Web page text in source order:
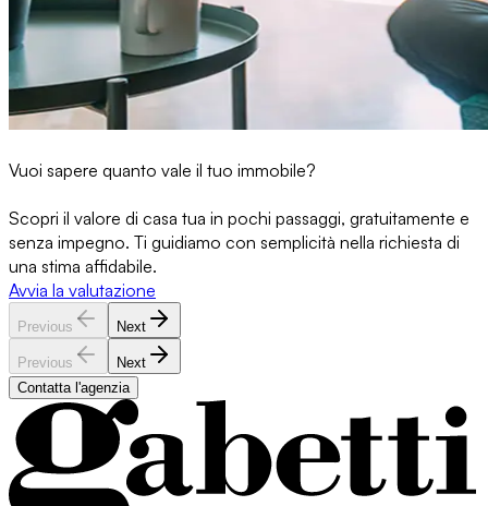
Vuoi sapere quanto vale il tuo immobile?
Scopri il valore di casa tua in pochi passaggi, gratuitamente e
senza impegno. Ti guidiamo con semplicità nella richiesta di
una stima affidabile.
Avvia la valutazione
Previous Next
Previous
Next
Contatta l'agenzia